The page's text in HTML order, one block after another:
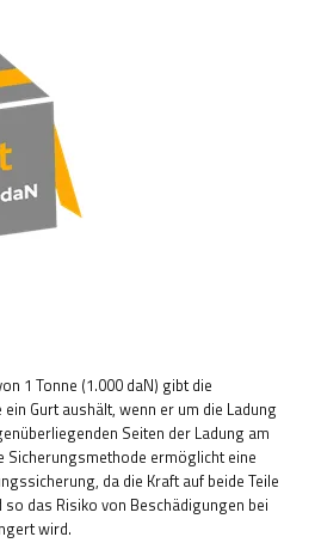
1 Tonne (1.000 daN) gibt die
Gurt aushält, wenn er um die Ladung
Seiten der Ladung am
Sicherungsmethode ermöglicht eine
da die Kraft auf beide Teile
das Risiko von Beschädigungen bei
wird.